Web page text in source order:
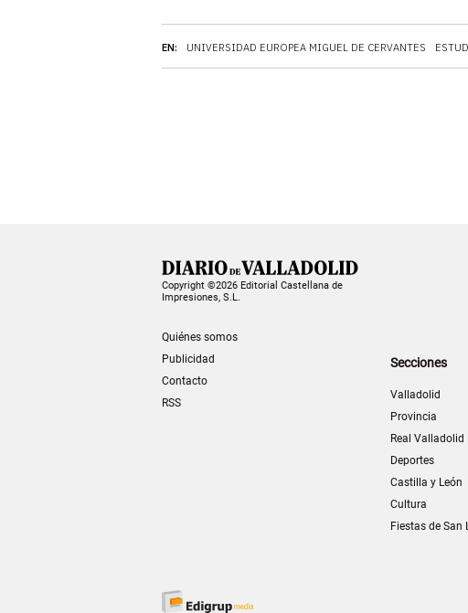
EN: UNIVERSIDAD EUROPEA MIGUEL DE CERVANTES
Copyright ©2026 Editorial Castellana de
Impresiones, S.L.
Quiénes somos
Publicidad
Contacto
RSS
Secciones
Valladolid
Provincia
Real Valladolid
Deportes
Castilla y León
Cultura
Fiestas de San